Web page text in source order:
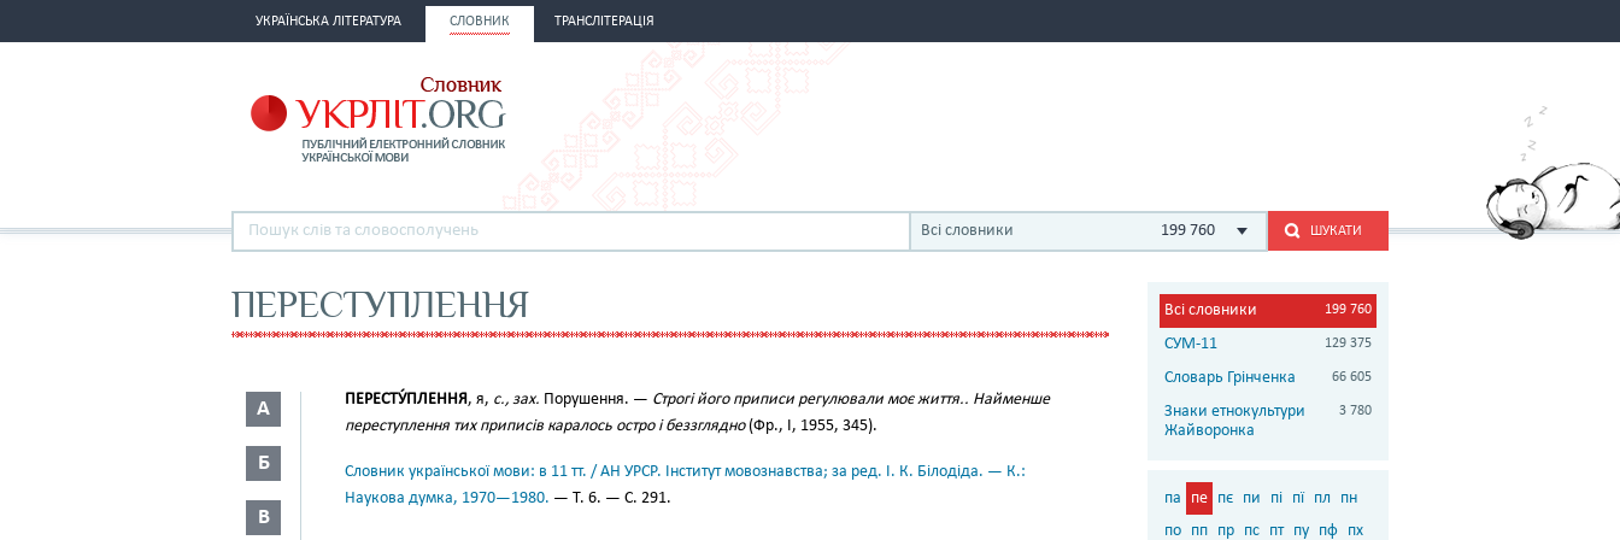
УКРАЇНСЬКА ЛІТЕРАТУРА СЛОВНИК ТРАНСЛІТЕРАЦІЯ
Всі словники 199 760 ШУКАТИ
ПЕРЕСТУПЛЕННЯ
А
Б
В
ПЕРЕСТУ́ПЛЕННЯ, я, с., зах. Порушення. — Строгі його приписи регулювали моє життя.. Найменше
переступлення тих приписів каралось остро і беззглядно(Фр., І, 1955, 345).
Словник української мови: в 11 тт. / АН УРСР. Інститут мовознавства; за ред. І. К. Білодіда. — К.:
Наукова думка, 1970—1980. — Т. 6. — С. 291.
Всі словники 199 760
СУМ-11 129 375
Словарь Грінченка 66 605
Знаки етнокультури
Жайворонка
3 780
па пе пє пи пі пї пл
пн
по пп пр пс пт пу пф пх